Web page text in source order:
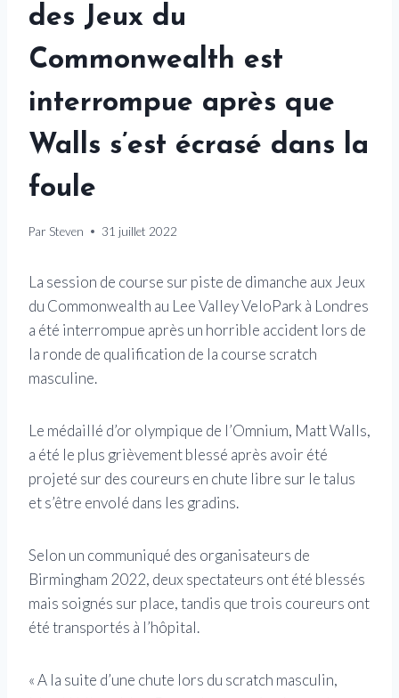
des Jeux du
Commonwealth est
interrompue après que
Walls s’est écrasé dans la
foule
Par Steven 31 juillet 2022
La session de course sur piste de dimanche aux Jeux
du Commonwealth au Lee Valley VeloPark à Londres
a été interrompue après un horrible accident lors de
la ronde de qualification de la course scratch
masculine.
Le médaillé d’or olympique de l’Omnium, Matt Walls,
a été le plus grièvement blessé après avoir été
projeté sur des coureurs en chute libre sur le talus
et s’être envolé dans les gradins.
Selon un communiqué des organisateurs de
Birmingham 2022, deux spectateurs ont été blessés
mais soignés sur place, tandis que trois coureurs ont
été transportés à l’hôpital.
« A la suite d’une chute lors du scratch masculin,